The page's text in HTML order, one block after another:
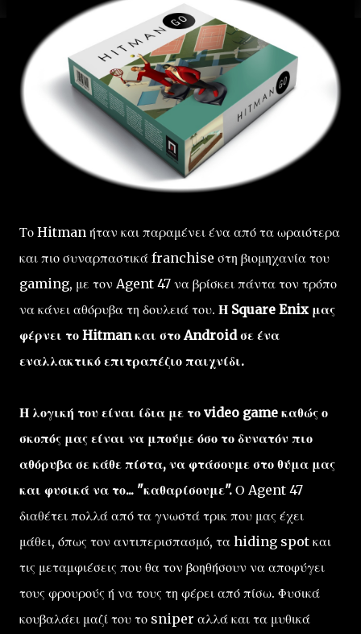
Το Hitman ήταν και παραμένει ένα από τα ωραιότερα
και πιο συναρπαστικά franchise στη βιομηχανία του
gaming, με τον Agent 47 να βρίσκει πάντα τον τρόπο
να κάνει αθόρυβα τη δουλειά του. Η Square Enix μας
φέρνει το Hitman και στο Android σε ένα
εναλλακτικό επιτραπέζιο παιχνίδι.
Η λογική του είναι ίδια με το video game καθώς ο
σκοπός μας είναι να μπούμε όσο το δυνατόν πιο
αθόρυβα σε κάθε πίστα, να φτάσουμε στο θύμα μας
και φυσικά να το... "καθαρίσουμε". Ο Agent 47
διαθέτει πολλά από τα γνωστά τρικ που μας έχει
μάθει, όπως τον αντιπερισπασμό, τα hiding spot και
τις μεταμφιέσεις που θα τον βοηθήσουν να αποφύγει
τους φρουρούς ή να τους τη φέρει από πίσω. Φυσικά
κουβαλάει μαζί του το sniper αλλά και τα μυθικά